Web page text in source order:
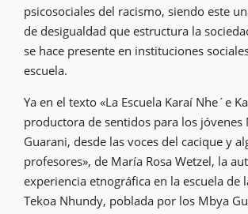
psicosociales del racismo, siendo este
de desigualdad que estructura la
se hace presente en instituciones
escuela.
Ya en el texto «La Escuela Karaí Nhe´e
productora de sentidos para los jóvenes
Guarani, desde las voces del cacique y
profesores», de María Rosa Wetzel, la
experiencia etnográfica en la escuela de
Tekoa Nhundy, poblada por los Mbya